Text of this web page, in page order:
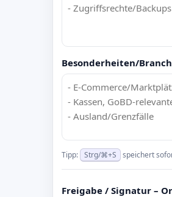
Besonderheiten/
Tipp: Strg/⌘+S speichert
Freigabe / Signatur –